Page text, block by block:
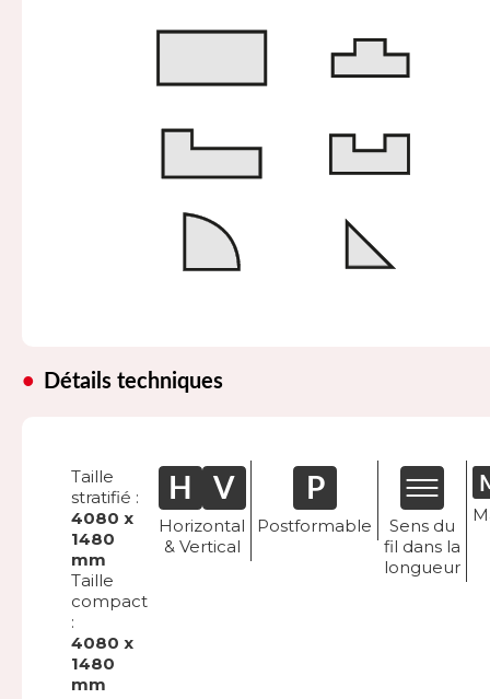
Détails techniques
Taille
stratifié :
4080 x
1480
mm
Taille
compact
:
4080 x
1480
mm
Horizontal
& Vertical
Postformable
Sens du
fil dans la
longueur